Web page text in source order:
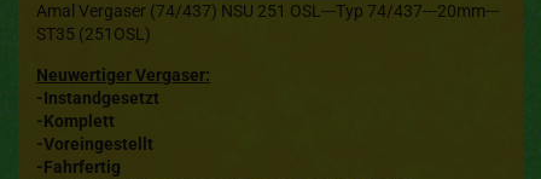
Amal Vergaser (74/437) NSU 251 OSL---Typ 74/437---20mm---
ST35 (251OSL)
Neuwertiger Vergaser:
-Instandgesetzt
-Komplett
-Voreingestellt
-Fahrfertig